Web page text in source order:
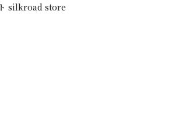
silkroad store